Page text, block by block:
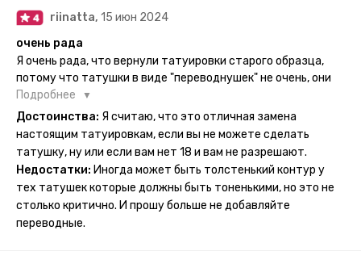
сразу же проявился. На неподвижных частях тела тату
носится дольше, поэтому нужно обдуманно выбирать куда
её стоит наносить. Когда рисунок начнёт стираться -
водой спокойно можно убрать оставшийся контур.
riinatta, 15 июн 2024
очень рада
Я очень рада, что вернули татуировки старого образца,
потому что татушки в виде "переводнушек" не очень, они
просто не "усиживались", не те темнели, а после душа
вообще слазили, вот недавно сделала фризби дог и он
через сутки проявился и все ещё держится!! ну а 4 звезды
потому что у меня ещё очень много переводных
татуировок(
Подробнее
Достоинства: Я считаю, что это отличная замена
настоящим татуировкам, если вы не можете сделать
татушку, ну или если вам нет 18 и вам не разрешают.
Недостатки: Иногда может быть толстенький контур у
тех татушек которые должны быть тоненькими, но это не
столько критично. И прошу больше не добавляйте
переводные.